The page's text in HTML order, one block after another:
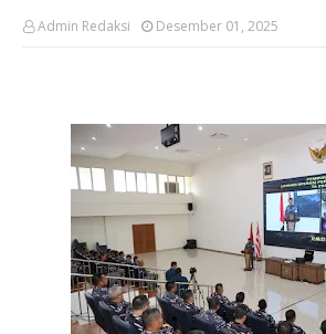
Admin Redaksi Desember 01, 2025